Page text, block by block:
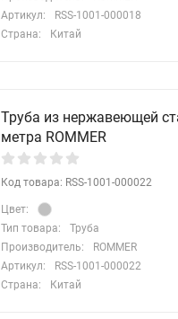
Артикул:
RSS-1001-000018
Страна:
Китай
Труба из нержавеющей
метра ROMMER
Код товара: RSS-1001-000022
Цвет:
Тип товара:
Труба
Производитель:
ROMMER
Артикул:
RSS-1001-000022
Страна:
Китай